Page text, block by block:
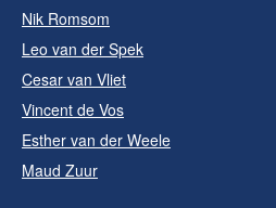
Nik Romsom
Leo van der Spek
Cesar van Vliet
Vincent de Vos
Esther van der Weele
Maud Zuur